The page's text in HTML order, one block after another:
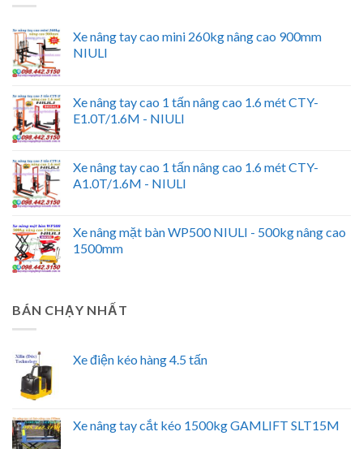
Xe nâng tay cao mini 260kg nâng cao 900mm
NIULI
Xe nâng tay cao 1 tấn nâng cao 1.6 mét CTY-
E1.0T/1.6M - NIULI
Xe nâng tay cao 1 tấn nâng cao 1.6 mét CTY-
A1.0T/1.6M - NIULI
Xe nâng mặt bàn WP500 NIULI - 500kg nâng cao
1500mm
BÁN CHẠY NHẤT
Xe điện kéo hàng 4.5 tấn
Xe nâng tay cắt kéo 1500kg GAMLIFT SLT15M